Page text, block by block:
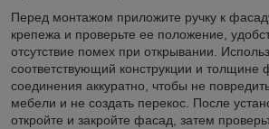
Перед монтажом приложите ручку к
крепежа и проверьте ее положение,
отсутствие помех при открывании.
соответствующий конструкции и толщине
соединения аккуратно, чтобы не
мебели и не создать перекос. После
откройте и закройте фасад, затем